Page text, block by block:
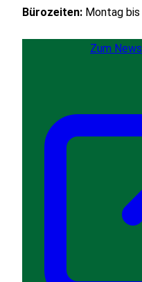
Bürozeiten: Montag
Zum